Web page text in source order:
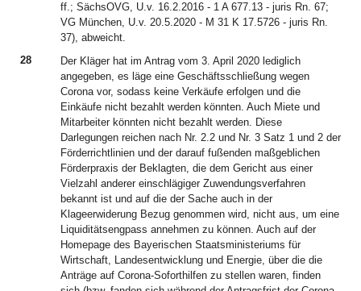
ff.; SächsOVG, U.v. 16.2.2016 - 1 A 677.13 - juris Rn. 67;
VG München, U.v. 20.5.2020 - M 31 K 17.5726 - juris Rn.
37), abweicht.
28
Der Kläger hat im Antrag vom 3. April 2020 lediglich
angegeben, es läge eine Geschäftsschließung wegen
Corona vor, sodass keine Verkäufe erfolgen und die
Einkäufe nicht bezahlt werden könnten. Auch Miete und
Mitarbeiter könnten nicht bezahlt werden. Diese
Darlegungen reichen nach Nr. 2.2 und Nr. 3 Satz 1 und 2 der
Förderrichtlinien und der darauf fußenden maßgeblichen
Förderpraxis der Beklagten, die dem Gericht aus einer
Vielzahl anderer einschlägiger Zuwendungsverfahren
bekannt ist und auf die der Sache auch in der
Klageerwiderung Bezug genommen wird, nicht aus, um eine
Liquiditätsengpass annehmen zu können. Auch auf der
Homepage des Bayerischen Staatsministeriums für
Wirtschaft, Landesentwicklung und Energie, über die die
Anträge auf Corona-Soforthilfen zu stellen waren, finden